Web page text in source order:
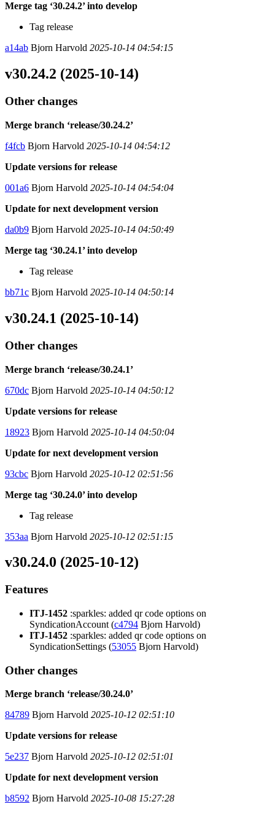
Merge tag ‘30.24.2’ into develop
Tag release
a14ab Bjorn Harvold 2025-10-14 04:54:15
v30.24.2 (2025-10-14)
Other changes
Merge branch ‘release/30.24.2’
f4fcb Bjorn Harvold 2025-10-14 04:54:12
Update versions for release
001a6 Bjorn Harvold 2025-10-14 04:54:04
Update for next development version
da0b9 Bjorn Harvold 2025-10-14 04:50:49
Merge tag ‘30.24.1’ into develop
Tag release
bb71c Bjorn Harvold 2025-10-14 04:50:14
v30.24.1 (2025-10-14)
Other changes
Merge branch ‘release/30.24.1’
670dc Bjorn Harvold 2025-10-14 04:50:12
Update versions for release
18923 Bjorn Harvold 2025-10-14 04:50:04
Update for next development version
93cbc Bjorn Harvold 2025-10-12 02:51:56
Merge tag ‘30.24.0’ into develop
Tag release
353aa Bjorn Harvold 2025-10-12 02:51:15
v30.24.0 (2025-10-12)
Features
ITJ-1452 :sparkles: added qr code options on
SyndicationAccount (c4794 Bjorn Harvold)
ITJ-1452 :sparkles: added qr code options on
SyndicationSettings (53055 Bjorn Harvold)
Other changes
Merge branch ‘release/30.24.0’
84789 Bjorn Harvold 2025-10-12 02:51:10
Update versions for release
5e237 Bjorn Harvold 2025-10-12 02:51:01
Update for next development version
b8592 Bjorn Harvold 2025-10-08 15:27:28